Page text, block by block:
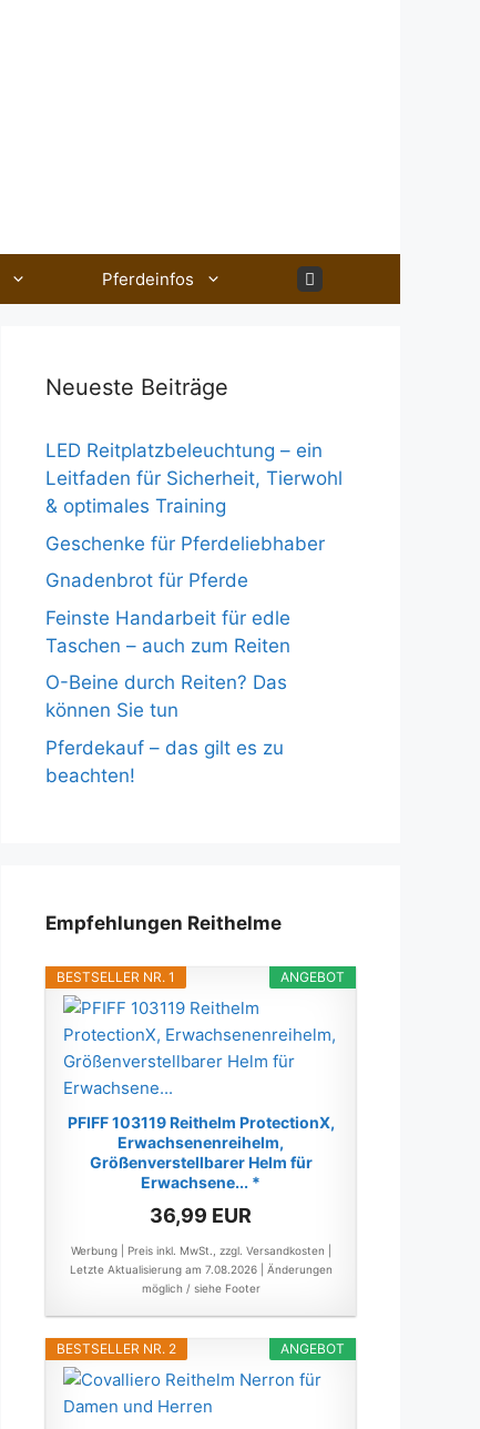
Pferdeinfos
Neueste Beiträge
LED Reitplatzbeleuchtung – ein
Leitfaden für Sicherheit, Tierwohl
& optimales Training
Geschenke für Pferdeliebhaber
Gnadenbrot für Pferde
Feinste Handarbeit für edle
Taschen – auch zum Reiten
O-Beine durch Reiten? Das
können Sie tun
Pferdekauf – das gilt es zu
beachten!
Empfehlungen Reithelme
ANGEBOT
BESTSELLER NR. 1
PFIFF 103119 Reithelm ProtectionX,
Erwachsenenreihelm,
Größenverstellbarer Helm für
Erwachsene... *
36,99 EUR
Werbung | Preis inkl. MwSt., zzgl. Versandkosten |
Letzte Aktualisierung am 7.08.2026 | Änderungen
möglich / siehe Footer
ANGEBOT
BESTSELLER NR. 2